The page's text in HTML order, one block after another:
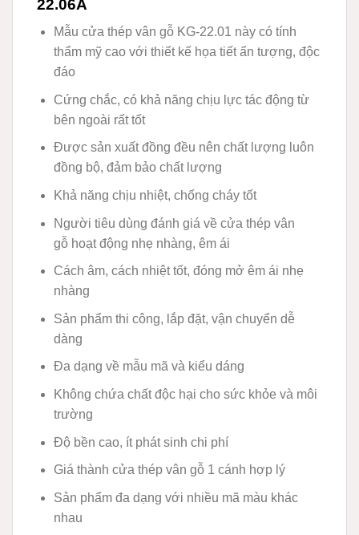
22.06A
Mẫu cửa thép vân gỗ KG-22.01 này có tính
thẩm mỹ cao với thiết kế họa tiết ấn tượng, độc
đáo
Cứng chắc, có khả năng chịu lực tác động từ
bên ngoài rất tốt
Được sản xuất đồng đều nên chất lượng luôn
đồng bộ, đảm bảo chất lượng
Khả năng chịu nhiệt, chống cháy tốt
Người tiêu dùng đánh giá về cửa thép vân
gỗ hoạt động nhẹ nhàng, êm ái
Cách âm, cách nhiệt tốt, đóng mở êm ái nhẹ
nhàng
Sản phẩm thi công, lắp đặt, vận chuyển dễ
dàng
Đa dạng về mẫu mã và kiểu dáng
Không chứa chất độc hại cho sức khỏe và môi
trường
Độ bền cao, ít phát sinh chi phí
Giá thành cửa thép vân gỗ 1 cánh hợp lý
Sản phẩm đa dạng với nhiều mã màu khác
nhau